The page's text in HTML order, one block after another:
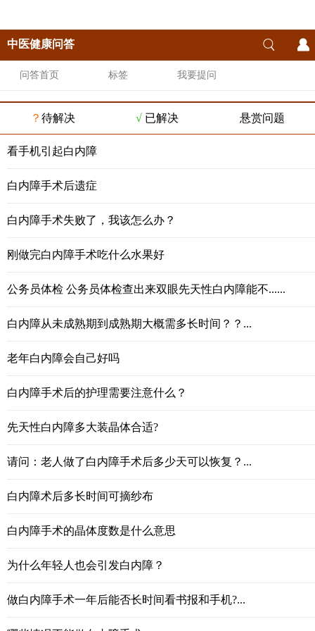
中医健康问答
问答首页 标签 我要提问
？ 待解决 √ 已解决 悬赏问题
看手机引起白内障
白内障手术后遗症
白内障手术失败了，我该怎么办？
刚做完白内障手术吃什么水果好
公务员体检 公务员体检查出来双眼先天性白内障能不......
白内障从未成熟期到成熟期大概需多长时间？？...
老年白内障会自己好吗
白内障手术后的护理需要注意什么？
先天性白内障多大装晶体合适?
请问：老人做了白内障手术后多少天可以恢复？...
白内障术后多长时间可摘纱布
白内障手术的晶体度数是什么意思
为什么年轻人也会引发白内障？
做白内障手术一年后能否长时间看书报和手机?...